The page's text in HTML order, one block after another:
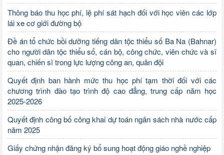
Thông báo thu học phí, lệ phí sát hạch đối với học viên các lớp
lái xe cơ giới đường bộ
Đề án tổ chức bồi dưỡng tiếng dân tộc thiểu số Ba Na (Bahnar)
cho người dân tộc thiểu số, cán bộ, công chức, viên chức và sĩ
quan, chiến sĩ trong lực lượng công an, quân đội
Quyết định ban hành mức thu học phí tạm thời đối với các
chương trình đào tạo trình độ cao đẳng, trung cấp năm học
2025-2026
Quyết định công bố công khai dự toán ngân sách nhà nước cấp
năm 2025
Giấy chứng nhận đăng ký bổ sung hoạt động giáo nghề nghiệp